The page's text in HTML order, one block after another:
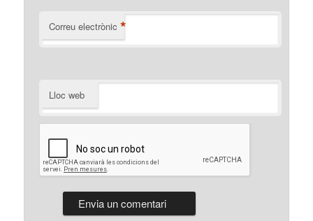
Correu electrònic *
Lloc web